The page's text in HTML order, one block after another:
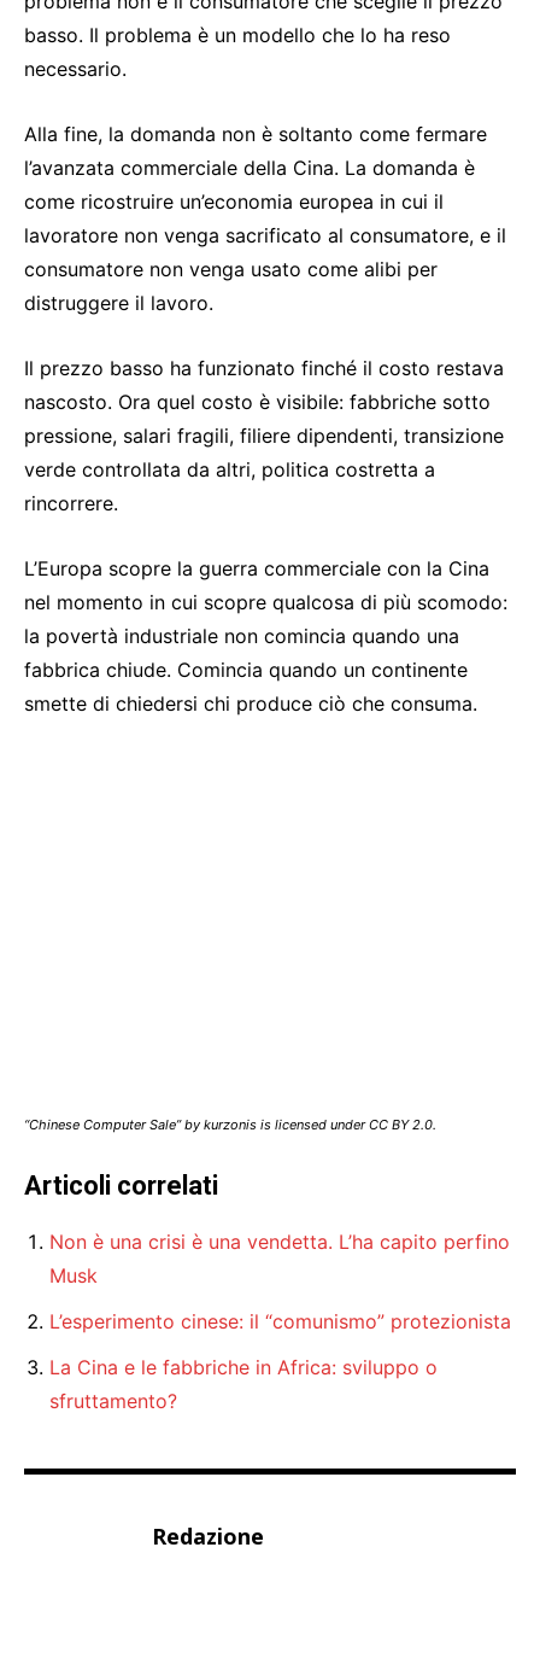
basso. Il problema è un modello che lo ha reso
necessario.
Alla fine, la domanda non è soltanto come fermare
l’avanzata commerciale della Cina. La domanda è
come ricostruire un’economia europea in cui il
lavoratore non venga sacrificato al consumatore, e il
consumatore non venga usato come alibi per
distruggere il lavoro.
Il prezzo basso ha funzionato finché il costo restava
nascosto. Ora quel costo è visibile: fabbriche sotto
pressione, salari fragili, filiere dipendenti, transizione
verde controllata da altri, politica costretta a
rincorrere.
L’Europa scopre la guerra commerciale con la Cina
nel momento in cui scopre qualcosa di più scomodo:
la povertà industriale non comincia quando una
fabbrica chiude. Comincia quando un continente
smette di chiedersi chi produce ciò che consuma.
“Chinese Computer Sale” by kurzonis is licensed under CC BY 2.0.
Articoli correlati
Non è una crisi è una vendetta. L’ha capito perfino
Musk
L’esperimento cinese: il “comunismo” protezionista
La Cina e le fabbriche in Africa: sviluppo o
sfruttamento?
Redazione